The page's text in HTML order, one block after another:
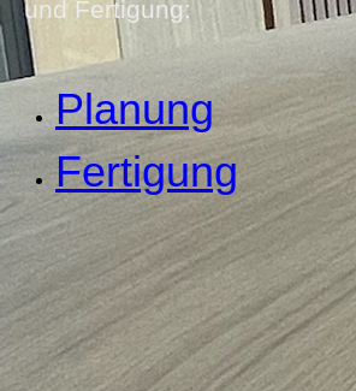
und Fertigung:
Planung
Fertigung